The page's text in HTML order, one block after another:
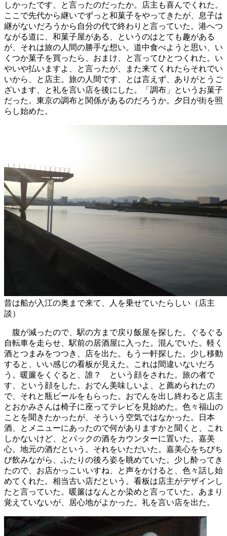
しかったです、と言ったのだったか。店主も喜んでくれた。
ここで先代から継いでずっと和菓子をやってきたが、息子は
継がないだろうから自分の代で終わりと言っていた。港へつ
ながる道に、和菓子屋がある、というのはとても趣がある
が、それは旅の人間の勝手な想い。道中食べようと思い、い
くつか菓子を買ったら、おまけ、と言ってひとつくれた。い
やいや払いますよ、と言ったが、また来てくれたらそれでい
いから、と店主。旅の人間です、とは言えず、ありがとうご
ざいます、と礼を言い店を後にした。「調布」というお菓子
だった。東京の調布と関係があるのだろうか。夕日が街を照
らし始めた。
昔は船が入江の奥まで来て、人を乗せていたらしい（店主
談）
腹が減ったので、駅の方まで戻り飯屋を探した。ぐるぐる
自転車を走らせ、駅前の居酒屋に入った。混んでいた。軽く
酒とつまみをつつき、店を出た。もう一軒探した。少し移動
すると、いい感じの看板が見えた。これは間違いないだろ
う。暖簾をくぐると、誰？ という顔をされた。旅の者で
す、という顔をした。おでん美味しいよ、と薦められたの
で、それと瓶ビールをもらった。おでんを出し終わると店主
とおかみさんは椅子に座ってテレビを見始めた。色々福山の
ことを聞きたかったが、そういう空気ではなかった。日本
酒、とメニューにあったので何がありますかと聞くと、これ
しかないけど、とパックの酒をカウンターに置いた。嘉美
心。地元の酒だという。それをいただいた。嘉美心をちびち
び飲みながら、ふたりの後ろ姿を眺めていた。少し酔ってき
たので、お店かっこいいすね、と声をかけると、色々話し始
めてくれた。相当古い店だという。看板は店主がデザインし
たと言っていた。暖簾はなんとか染めと言っていた。あまり
覚えていないが、居心地がよかった。礼を言い店を出た。